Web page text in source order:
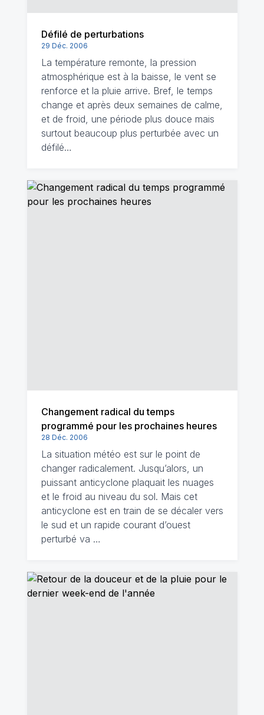
Défilé de perturbations
29 Déc. 2006
La température remonte, la pression
atmosphérique est à la baisse, le vent se
renforce et la pluie arrive. Bref, le temps
change et après deux semaines de calme,
et de froid, une période plus douce mais
surtout beaucoup plus perturbée avec un
défilé…
Changement radical du temps
programmé pour les prochaines heures
28 Déc. 2006
La situation météo est sur le point de
changer radicalement. Jusqu’alors, un
puissant anticyclone plaquait les nuages
et le froid au niveau du sol. Mais cet
anticyclone est en train de se décaler vers
le sud et un rapide courant d’ouest
perturbé va …